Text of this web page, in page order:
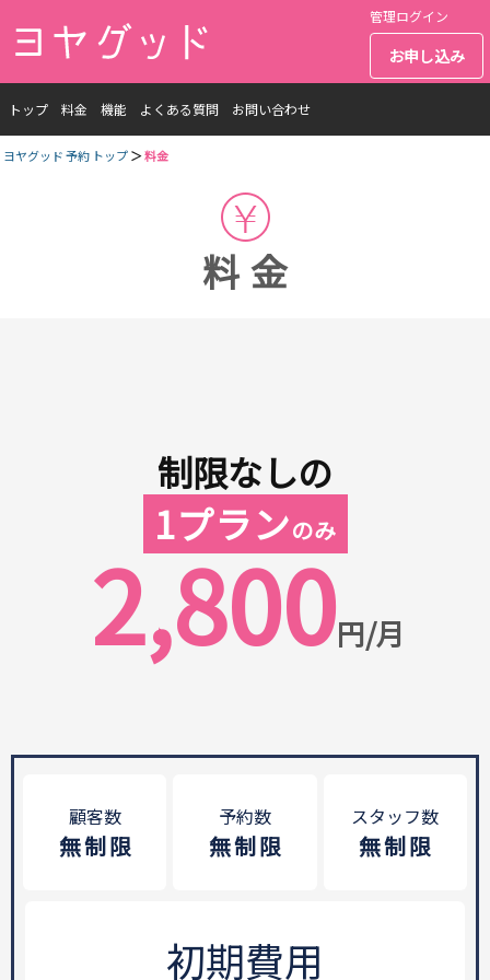
管理ログイン
お申し込み
トップ 料金 機能 よくある質問 お問い合わせ
ヨヤグッド 予約 トップ 料金
料金
制限なしの
1プランのみ
2,800円/月
顧客数
無制限
予約数
無制限
スタッフ数
無制限
初期費用